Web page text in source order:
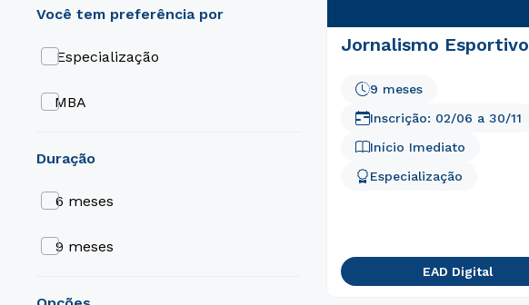
duração
6 meses
9 meses
Especialização
MBA
Jornalismo Esportivo
9 meses
Início Imediato
Especialização
Inscrição: 02/06 a 30/11
EAD Digital